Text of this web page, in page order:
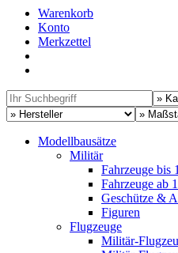
Warenkorb
Konto
Merkzettel
Modellbausätze
Militär
Fahrzeuge bis
Fahrzeuge ab
Geschütze &
Figuren
Flugzeuge
Militär-